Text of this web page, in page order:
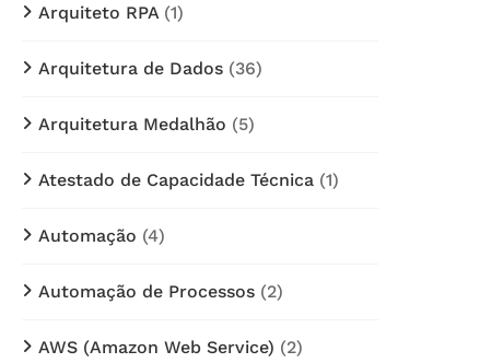
Arquiteto RPA(1)
Arquitetura de Dados (36)
Arquitetura Medalhão (5)
Atestado de Capacidade Técnica (1)
Automação (4)
Automação de Processos (2)
AWS (Amazon Web Service) (2)